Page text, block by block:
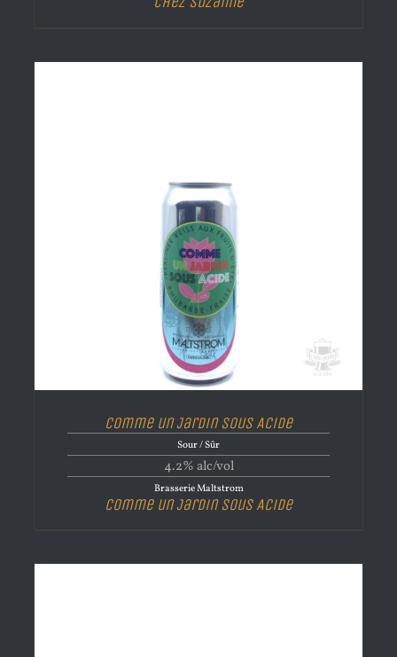
Comme un Jardin sous Acide
Sour / Sûr
4.2% alc/vol
Brasserie Maltstrom
Comme un Jardin sous Acide